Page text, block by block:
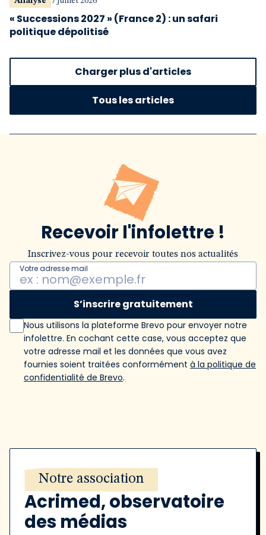
« Successions 2027 » (France 2) : un safari
politique dépolitisé
Charger plus d'articles
Tous les articles
Recevoir l'infolettre !
Inscrivez-vous pour recevoir toutes nos actualités
Votre adresse mail
S’inscrire gratuitement
Nous utilisons la plateforme Brevo pour envoyer notre
infolettre. En cochant cette case, vous acceptez que
votre adresse mail et les données que vous avez
fournies soient traitées conformément à la politique de
confidentialité de Brevo.
Notre association
Acrimed, observatoire
des médias